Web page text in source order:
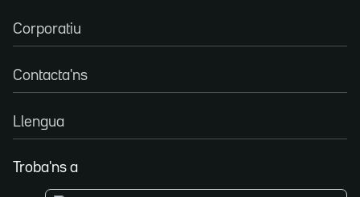
Corporatiu
Contacta'ns
Llengua
Troba'ns a